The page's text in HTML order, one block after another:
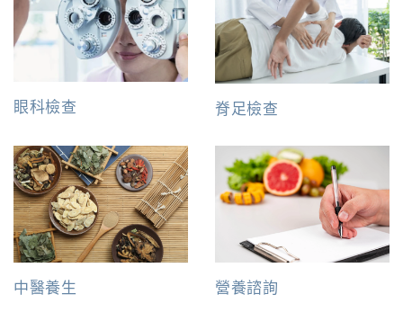
眼科檢查 脊足檢查
中醫養生 營養諮詢